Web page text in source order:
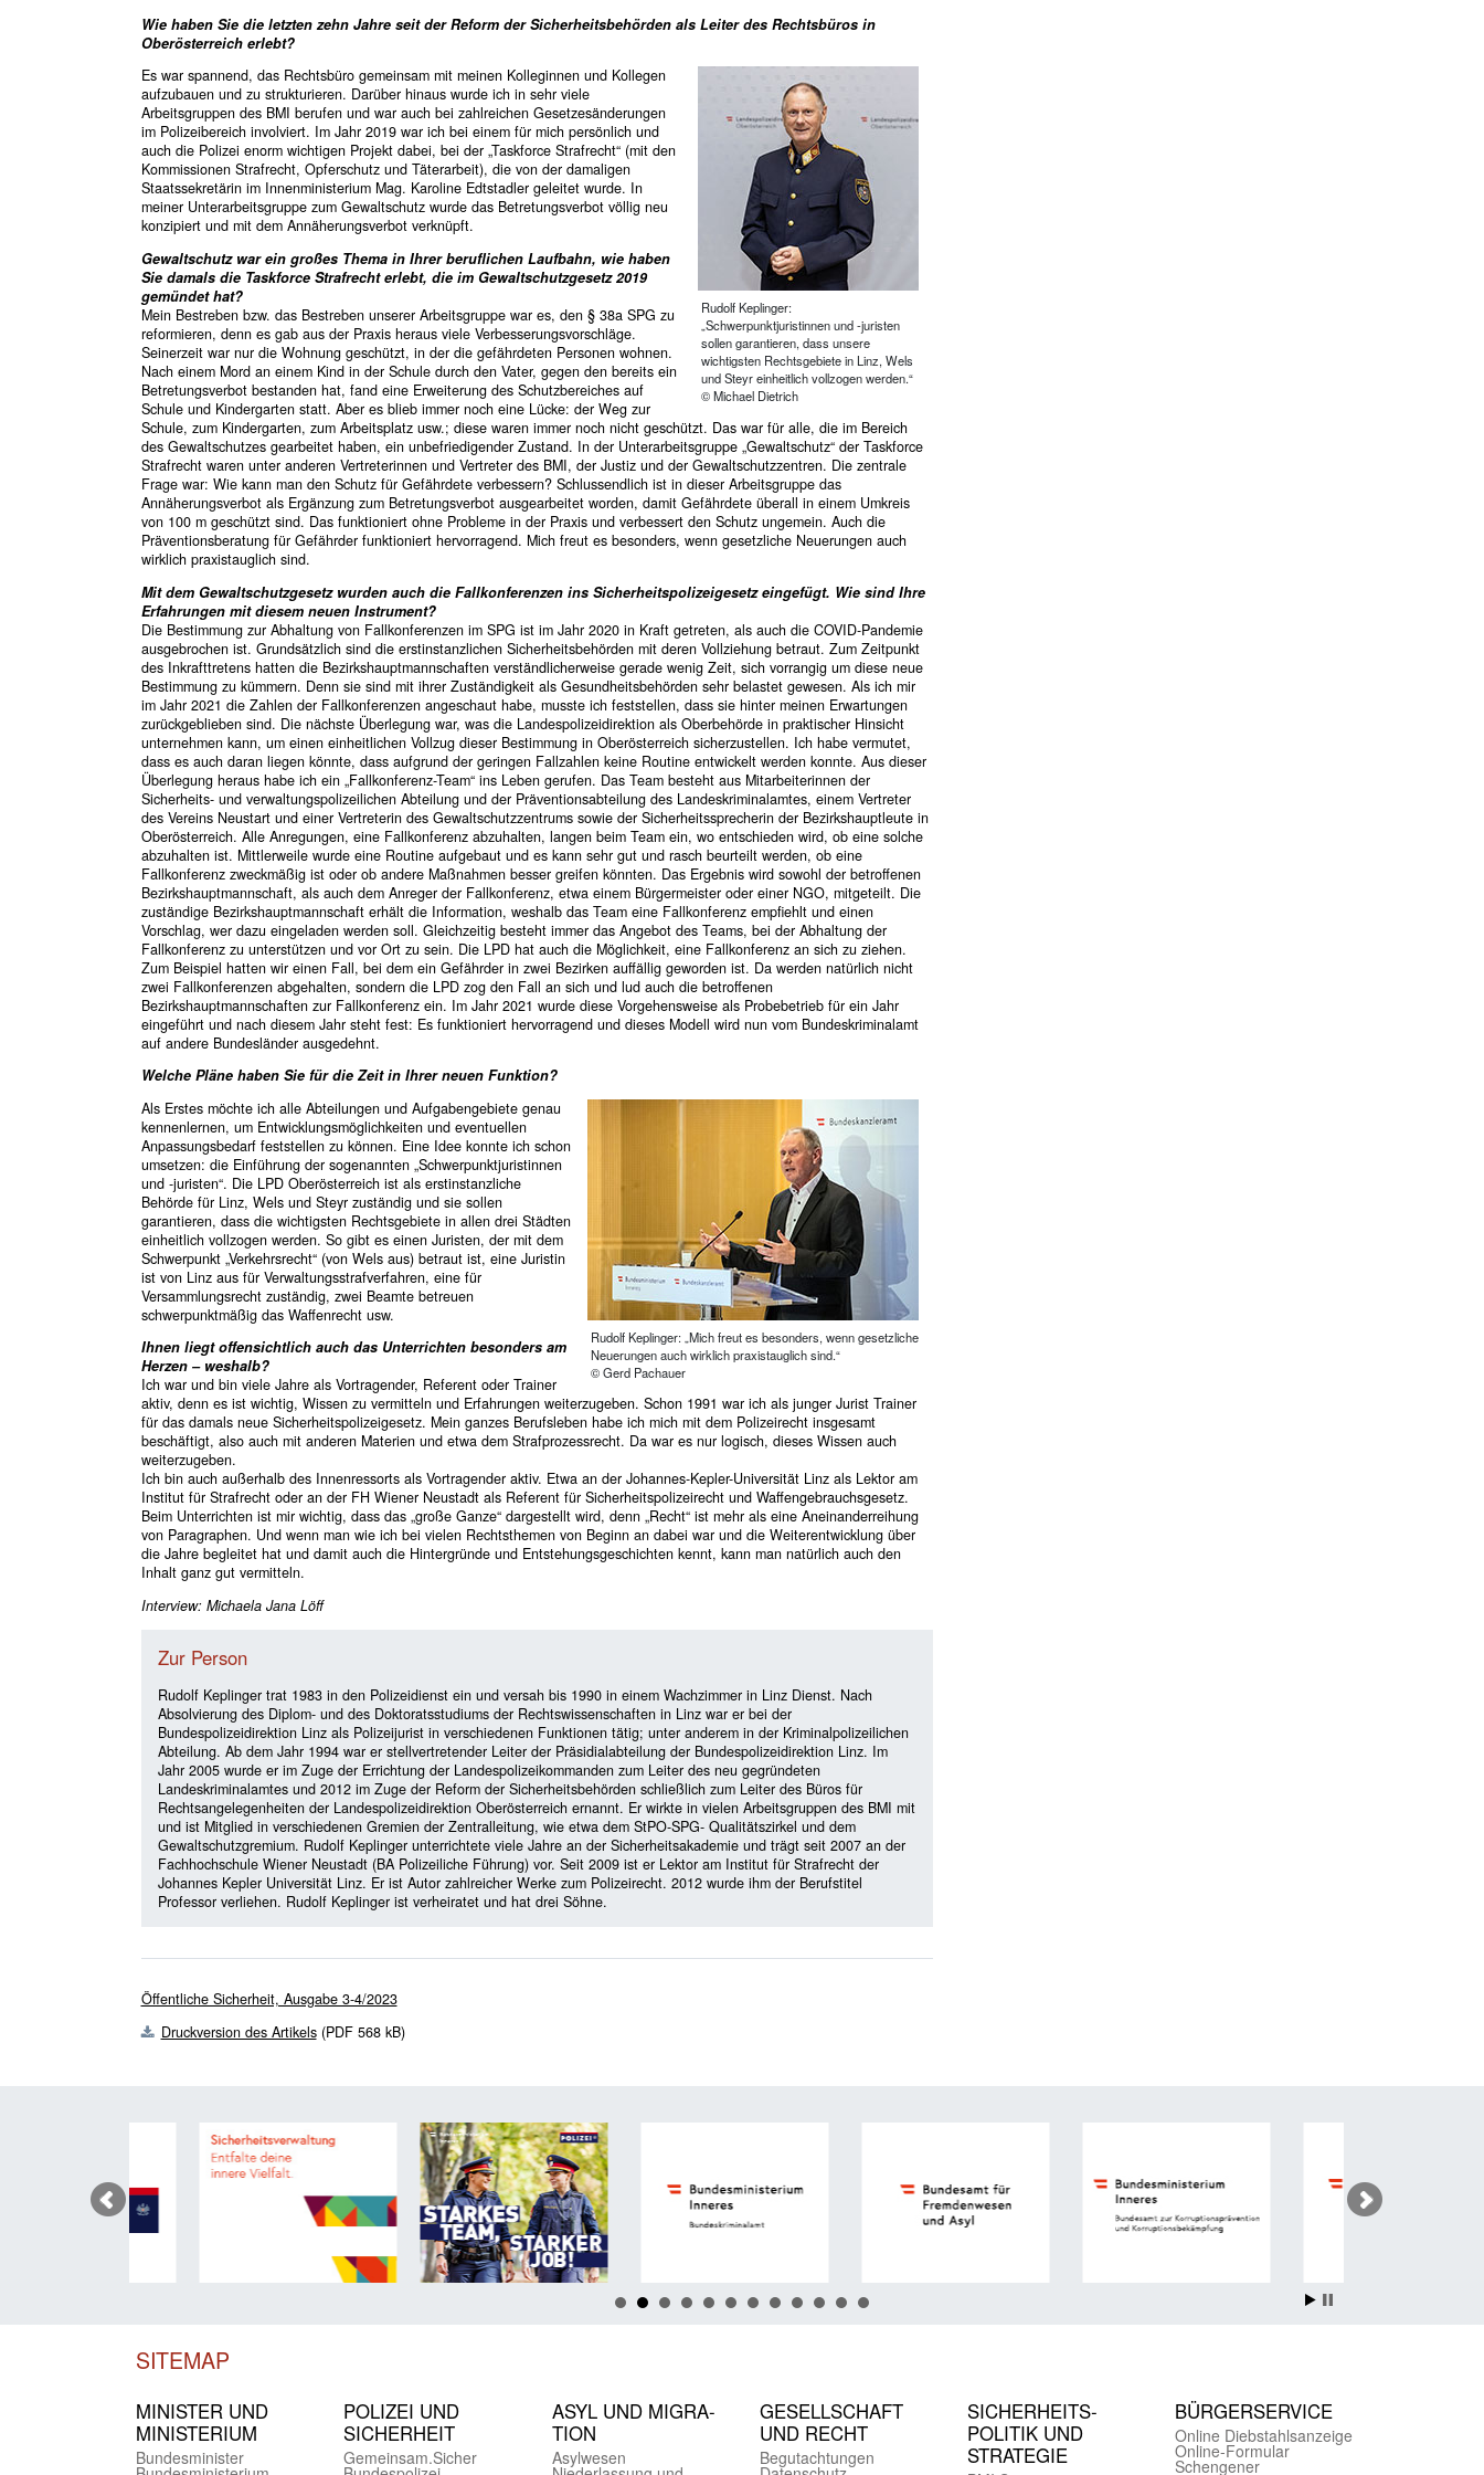
Wie haben Sie die letzten zehn Jahre seit der Reform der Sicherheitsbehörden als Leiter des Rechtsbüros in
Oberösterreich erlebt?
Rudolf Keplinger:
„Schwerpunktjuristinnen und -juristen
sollen garantieren, dass unsere
wichtigsten Rechtsgebiete in Linz, Wels
und Steyr einheitlich vollzogen werden.“
© Michael Dietrich
Es war spannend, das Rechtsbüro gemeinsam mit meinen Kolleginnen und Kollegen
aufzubauen und zu strukturieren. Darüber hinaus wurde ich in sehr viele
Arbeitsgruppen des BMI berufen und war auch bei zahlreichen Gesetzesänderungen
im Polizeibereich involviert. Im Jahr 2019 war ich bei einem für mich persönlich und
auch die Polizei enorm wichtigen Projekt dabei, bei der „Taskforce Strafrecht“ (mit den
Kommissionen Strafrecht, Opferschutz und Täterarbeit), die von der damaligen
Staatssekretärin im Innenministerium Mag. Karoline Edtstadler geleitet wurde. In
meiner Unterarbeitsgruppe zum Gewaltschutz wurde das Betretungsverbot völlig neu
konzipiert und mit dem Annäherungsverbot verknüpft.
Gewaltschutz war ein großes Thema in Ihrer beruflichen Laufbahn, wie haben
Sie damals die Taskforce Strafrecht erlebt, die im Gewaltschutzgesetz 2019
gemündet hat?
Mein Bestreben bzw. das Bestreben unserer Arbeitsgruppe war es, den § 38a SPG zu
reformieren, denn es gab aus der Praxis heraus viele Verbesserungsvorschläge.
Seinerzeit war nur die Wohnung geschützt, in der die gefährdeten Personen wohnen.
Nach einem Mord an einem Kind in der Schule durch den Vater, gegen den bereits ein
Betretungsverbot bestanden hat, fand eine Erweiterung des Schutzbereiches auf
Schule und Kindergarten statt. Aber es blieb immer noch eine Lücke: der Weg zur
Schule, zum Kindergarten, zum Arbeitsplatz usw.; diese waren immer noch nicht geschützt. Das war für alle, die im Bereich
des Gewaltschutzes gearbeitet haben, ein unbefriedigender Zustand. In der Unterarbeitsgruppe „Gewaltschutz“ der Taskforce
Strafrecht waren unter anderen Vertreterinnen und Vertreter des BMI, der Justiz und der Gewaltschutzzentren. Die zentrale
Frage war: Wie kann man den Schutz für Gefährdete verbessern? Schlussendlich ist in dieser Arbeitsgruppe das
Annäherungsverbot als Ergänzung zum Betretungsverbot ausgearbeitet worden, damit Gefährdete überall in einem Umkreis
von 100 m geschützt sind. Das funktioniert ohne Probleme in der Praxis und verbessert den Schutz ungemein. Auch die
Präventionsberatung für Gefährder funktioniert hervorragend. Mich freut es besonders, wenn gesetzliche Neuerungen auch
wirklich praxistauglich sind.
Mit dem Gewaltschutzgesetz wurden auch die Fallkonferenzen ins Sicherheitspolizeigesetz eingefügt. Wie sind Ihre
Erfahrungen mit diesem neuen Instrument?
Die Bestimmung zur Abhaltung von Fallkonferenzen im SPG ist im Jahr 2020 in Kraft getreten, als auch die COVID-Pandemie
ausgebrochen ist. Grundsätzlich sind die erstinstanzlichen Sicherheitsbehörden mit deren Vollziehung betraut. Zum Zeitpunkt
des Inkrafttretens hatten die Bezirkshauptmannschaften verständlicherweise gerade wenig Zeit, sich vorrangig um diese neue
Bestimmung zu kümmern. Denn sie sind mit ihrer Zuständigkeit als Gesundheitsbehörden sehr belastet gewesen. Als ich mir
im Jahr 2021 die Zahlen der Fallkonferenzen angeschaut habe, musste ich feststellen, dass sie hinter meinen Erwartungen
zurückgeblieben sind. Die nächste Überlegung war, was die Landespolizeidirektion als Oberbehörde in praktischer Hinsicht
unternehmen kann, um einen einheitlichen Vollzug dieser Bestimmung in Oberösterreich sicherzustellen. Ich habe vermutet,
dass es auch daran liegen könnte, dass aufgrund der geringen Fallzahlen keine Routine entwickelt werden konnte. Aus dieser
Überlegung heraus habe ich ein „Fallkonferenz-Team“ ins Leben gerufen. Das Team besteht aus Mitarbeiterinnen der
Sicherheits- und verwaltungspolizeilichen Abteilung und der Präventionsabteilung des Landeskriminalamtes, einem Vertreter
des Vereins Neustart und einer Vertreterin des Gewaltschutzzentrums sowie der Sicherheitssprecherin der Bezirkshauptleute in
Oberösterreich. Alle Anregungen, eine Fallkonferenz abzuhalten, langen beim Team ein, wo entschieden wird, ob eine solche
abzuhalten ist. Mittlerweile wurde eine Routine aufgebaut und es kann sehr gut und rasch beurteilt werden, ob eine
Fallkonferenz zweckmäßig ist oder ob andere Maßnahmen besser greifen könnten. Das Ergebnis wird sowohl der betroffenen
Bezirkshauptmannschaft, als auch dem Anreger der Fallkonferenz, etwa einem Bürgermeister oder einer NGO, mitgeteilt. Die
zuständige Bezirkshauptmannschaft erhält die Information, weshalb das Team eine Fallkonferenz empfiehlt und einen
Vorschlag, wer dazu eingeladen werden soll. Gleichzeitig besteht immer das Angebot des Teams, bei der Abhaltung der
Fallkonferenz zu unterstützen und vor Ort zu sein. Die LPD hat auch die Möglichkeit, eine Fallkonferenz an sich zu ziehen.
Zum Beispiel hatten wir einen Fall, bei dem ein Gefährder in zwei Bezirken auffällig geworden ist. Da werden natürlich nicht
zwei Fallkonferenzen abgehalten, sondern die LPD zog den Fall an sich und lud auch die betroffenen
Bezirkshauptmannschaften zur Fallkonferenz ein. Im Jahr 2021 wurde diese Vorgehensweise als Probebetrieb für ein Jahr
eingeführt und nach diesem Jahr steht fest: Es funktioniert hervorragend und dieses Modell wird nun vom Bundeskriminalamt
auf andere Bundesländer ausgedehnt.
Welche Pläne haben Sie für die Zeit in Ihrer neuen Funktion?
Rudolf Keplinger: „Mich freut es besonders, wenn gesetzliche
Neuerungen auch wirklich praxistauglich sind.“
© Gerd Pachauer
Als Erstes möchte ich alle Abteilungen und Aufgabengebiete genau
kennenlernen, um Entwicklungsmöglichkeiten und eventuellen
Anpassungsbedarf feststellen zu können. Eine Idee konnte ich schon
umsetzen: die Einführung der sogenannten „Schwerpunktjuristinnen
und -juristen“. Die LPD Oberösterreich ist als erstinstanzliche
Behörde für Linz, Wels und Steyr zuständig und sie sollen
garantieren, dass die wichtigsten Rechtsgebiete in allen drei Städten
einheitlich vollzogen werden. So gibt es einen Juristen, der mit dem
Schwerpunkt „Verkehrsrecht“ (von Wels aus) betraut ist, eine Juristin
ist von Linz aus für Verwaltungsstrafverfahren, eine für
Versammlungsrecht zuständig, zwei Beamte betreuen
schwerpunktmäßig das Waffenrecht usw.
Ihnen liegt offensichtlich auch das Unterrichten besonders am
Herzen – weshalb?
Ich war und bin viele Jahre als Vortragender, Referent oder Trainer
aktiv, denn es ist wichtig, Wissen zu vermitteln und Erfahrungen weiterzugeben. Schon 1991 war ich als junger Jurist Trainer
für das damals neue Sicherheitspolizeigesetz. Mein ganzes Berufsleben habe ich mich mit dem Polizeirecht insgesamt
beschäftigt, also auch mit anderen Materien und etwa dem Strafprozessrecht. Da war es nur logisch, dieses Wissen auch
weiterzugeben.
Ich bin auch außerhalb des Innenressorts als Vortragender aktiv. Etwa an der Johannes-Kepler-Universität Linz als Lektor am
Institut für Strafrecht oder an der FH Wiener Neustadt als Referent für Sicherheitspolizeirecht und Waffengebrauchsgesetz.
Beim Unterrichten ist mir wichtig, dass das „große Ganze“ dargestellt wird, denn „Recht“ ist mehr als eine Aneinanderreihung
von Paragraphen. Und wenn man wie ich bei vielen Rechtsthemen von Beginn an dabei war und die Weiterentwicklung über
die Jahre begleitet hat und damit auch die Hintergründe und Entstehungsgeschichten kennt, kann man natürlich auch den
Inhalt ganz gut vermitteln.
Interview: Michaela Jana Löff
Zur Person
Rudolf Keplinger trat 1983 in den Polizeidienst ein und versah bis 1990 in einem Wachzimmer in Linz Dienst. Nach
Absolvierung des Diplom- und des Doktoratsstudiums der Rechtswissenschaften in Linz war er bei der
Bundespolizeidirektion Linz als Polizeijurist in verschiedenen Funktionen tätig; unter anderem in der Kriminalpolizeilichen
Abteilung. Ab dem Jahr 1994 war er stellvertretender Leiter der Präsidialabteilung der Bundespolizeidirektion Linz. Im
Jahr 2005 wurde er im Zuge der Errichtung der Landespolizeikommanden zum Leiter des neu gegründeten
Landeskriminalamtes und 2012 im Zuge der Reform der Sicherheitsbehörden schließlich zum Leiter des Büros für
Rechtsangelegenheiten der Landespolizeidirektion Oberösterreich ernannt. Er wirkte in vielen Arbeitsgruppen des BMI mit
und ist Mitglied in verschiedenen Gremien der Zentralleitung, wie etwa dem StPO-SPG- Qualitätszirkel und dem
Gewaltschutzgremium. Rudolf Keplinger unterrichtete viele Jahre an der Sicherheitsakademie und trägt seit 2007 an der
Fachhochschule Wiener Neustadt (BA Polizeiliche Führung) vor. Seit 2009 ist er Lektor am Institut für Strafrecht der
Johannes Kepler Universität Linz. Er ist Autor zahlreicher Werke zum Polizeirecht. 2012 wurde ihm der Berufstitel
Professor verliehen. Rudolf Keplinger ist verheiratet und hat drei Söhne.
Öffentliche Sicherheit, Ausgabe 3-4/2023
Druckversion des Artikels(PDF 568 kB)
SITEMAP
MINISTER UND
MINIST­ERIUM
Bundes­minister
POLIZEI UND
SICHER­HEIT
Gemein­sam.Sicher
ASYL UND MIGRA­
TION
Asyl­wesen
GE­SELL­SCHAFT
UND RECHT
Begut­achtungen
SICHER­HEITS­
POLITIK UND
STRATEGIE
BÜRGER­SERVICE
Online Diebstahls­anzeige
Online-Formular
Schengener